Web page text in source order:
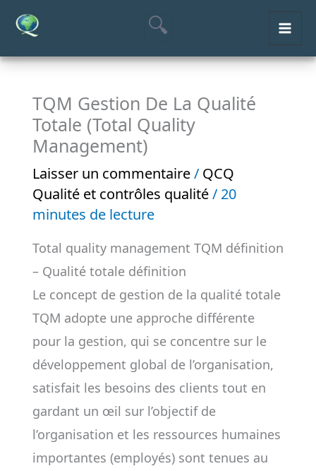
Aller
contenu
TQM Gestion De La Qualité
Totale (Total Quality
Management)
Laisser un commentaire / QCQ
Qualité et contrôles qualité/ 20
minutes de lecture
Total quality management TQM définition
– Qualité totale définition
Le concept de gestion de la qualité totale
TQM adopte une approche différente
pour la gestion, qui se concentre sur le
développement global de l’organisation,
satisfait les besoins des clients tout en
gardant un œil sur l’objectif de
l’organisation et les ressources humaines
importantes (employés) sont tenues au